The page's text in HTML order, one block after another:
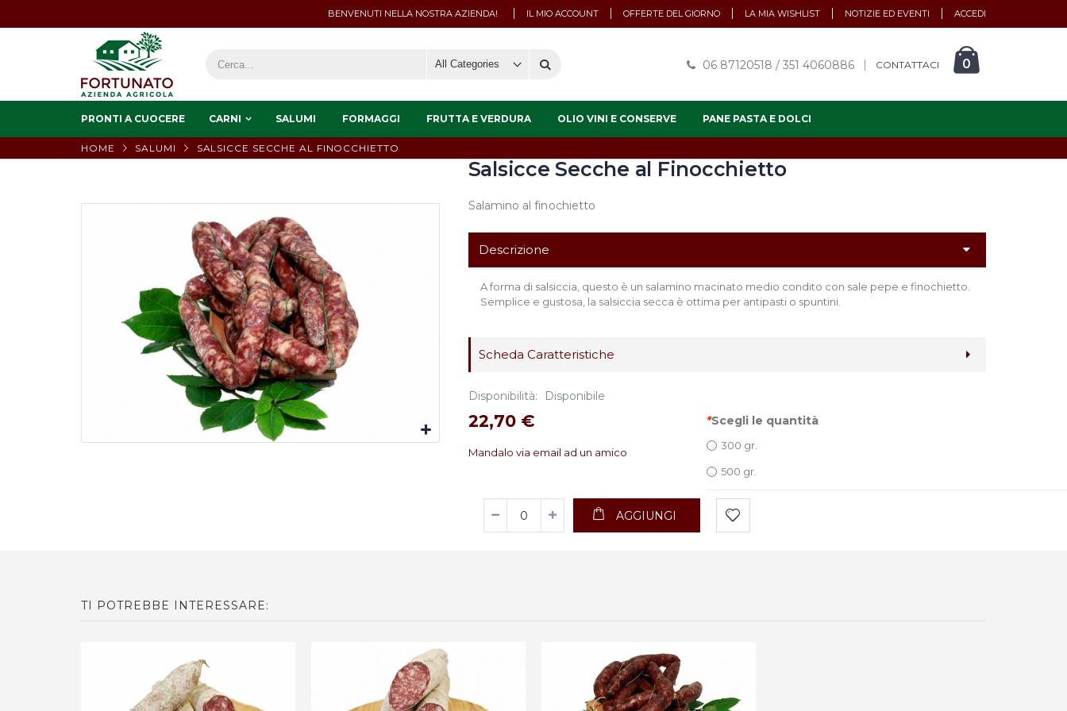
IL MIO ACCOUNT OFFERTE DEL GIORNO LA MIA WISHLIST NOTIZIE ED EVENTI ACCEDI
BENVENUTI NELLA NOSTRA AZIENDA!
06 87120518 / 351 4060886 CONTATTACI 0
PRONTI A CUOCERE CARNI SALUMI FORMAGGI FRUTTA E VERDURA OLIO VINI E CONSERVE PANE PASTA E DOLCI
HOME SALUMI SALSICCE SECCHE AL FINOCCHIETTO
Salsicce Secche al Finocchietto
Salamino al finochietto
Descrizione
A forma di salsiccia, questo è un salamino macinato medio condito con sale pepe e finochietto.
Semplice e gustosa, la salsiccia secca è ottima per antipasti o spuntini.
Scheda Caratteristiche
Disponibilità: Disponibile
22,70 €
Mandalo via email ad un amico
*Scegli le quantità
300 gr.
500 gr.
AGGIUNGI
TI POTREBBE INTERESSARE: